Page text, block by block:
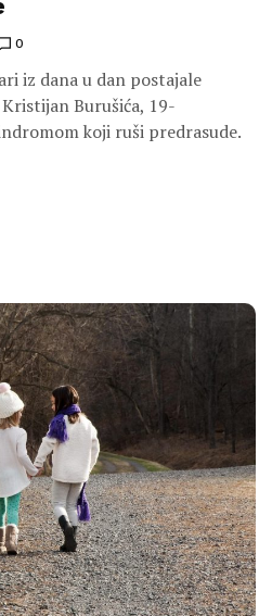
0
iz dana u dan postajale
Burušića, 19-
koji ruši predrasude.